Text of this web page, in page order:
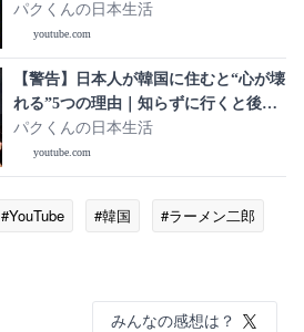
パクくんの日本生活
youtube.com
【警告】日本人が韓国に住むと“心が壊
れる”5つの理由｜知らずに行くと後悔
します
パクくんの日本生活
youtube.com
#YouTube #韓国
#ラーメン二郎
みんなの感想は？